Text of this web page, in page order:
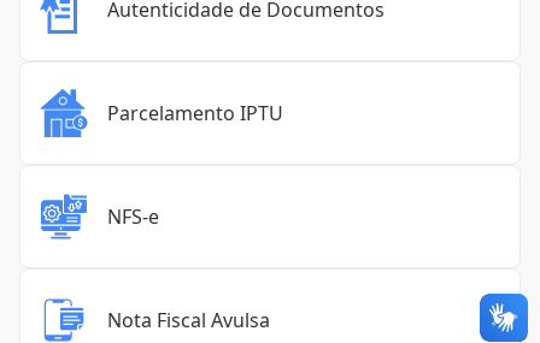
Autenticidade de Documentos
Parcelamento IPTU
NFS-e
Nota Fiscal Avulsa